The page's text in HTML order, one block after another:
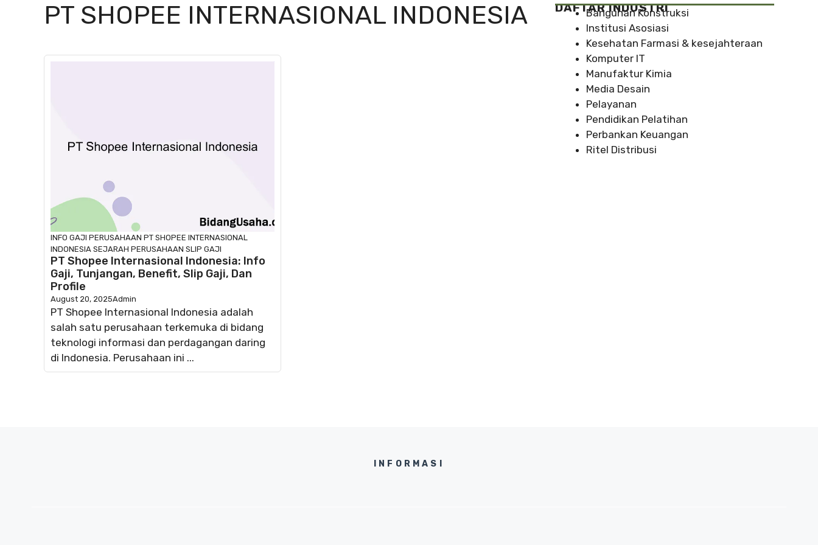
PT SHOPEE INTERNASIONAL INDONESIA
INFO GAJI PERUSAHAAN PT SHOPEE INTERNASIONAL
INDONESIA SEJARAH PERUSAHAAN SLIP GAJI
PT Shopee Internasional Indonesia: Info
Gaji, Tunjangan, Benefit, Slip Gaji, Dan
Profile
August 20, 2025Admin
PT Shopee Internasional Indonesia adalah
salah satu perusahaan terkemuka di bidang
teknologi informasi dan perdagangan daring
di Indonesia. Perusahaan ini ...
DAFTAR INDUSTRI
Bangunan Konstruksi
Institusi Asosiasi
Kesehatan Farmasi & kesejahteraan
Komputer IT
Manufaktur Kimia
Media Desain
Pelayanan
Pendidikan Pelatihan
Perbankan Keuangan
Ritel Distribusi
INFORMASI